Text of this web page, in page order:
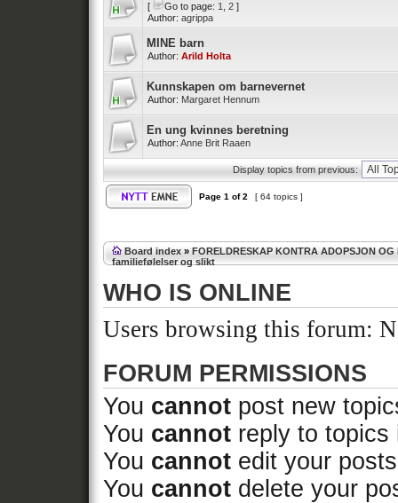
[ Go to page: 1 2 ]
Author: agrippa
MINE barn
Author: Arild Holta
Kunnskapen om barnevernet
Author: Margaret Hennum
En ung kvinnes beretning
Author: Anne Brit Raaen
Display topics from previous:
Page 1 of2 [ 64 topics ]
Board index » FORELDRESKAP KONTRA ADOPSJON OG
familiefølelser og slikt
WHO IS ONLINE
Users browsing this forum:
FORUM PERMISSIONS
You cannot post new
You cannot reply to topics
You cannot edit your
You cannot delete your